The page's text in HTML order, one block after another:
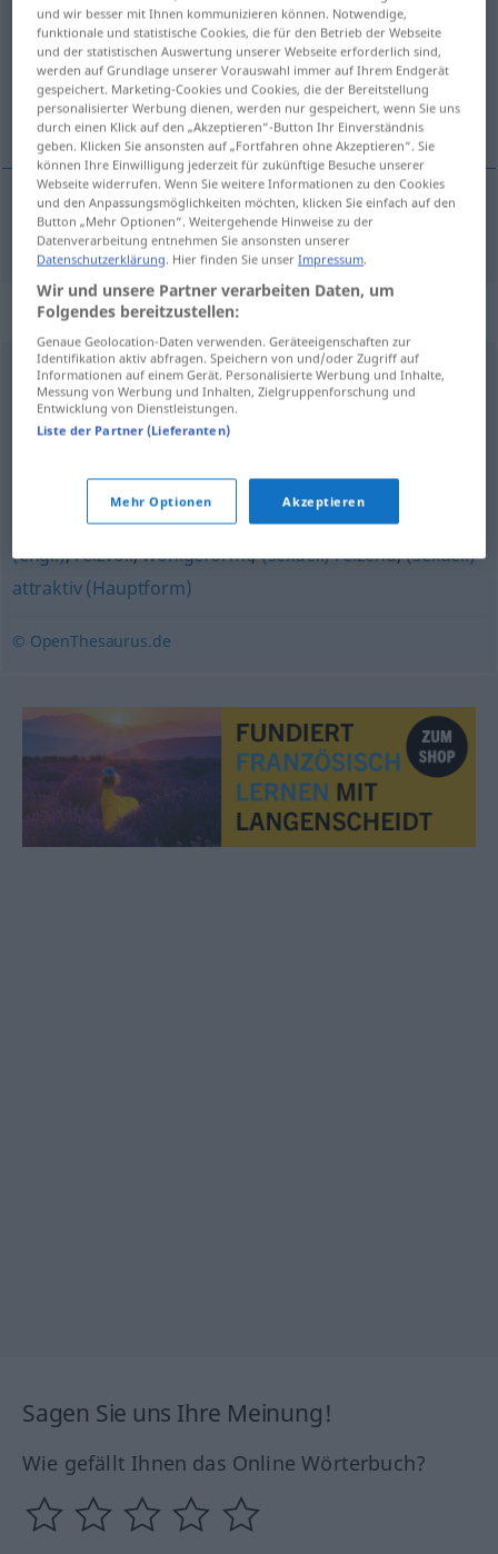
Übersicht aller Übersetzungen
(Für mehr Details die Übersetzung anklicken/antippen)
érotique
érotique erotisch
Synonyme für "erotisch"
lasziv (geh.),(sexuell) ansprechend,scharf (ugs.),
lustvoll,heiß (ugs.),geil (ugs.)
(ugs., fig.),knackig,aufregend
atemberaubend,verführerisch,knusprig (ugs., fig.)
(engl.),reizvoll,wohlgeformt,(sexuell) reizend,(sexuell)
attraktiv (Hauptform)
© OpenThesaurus.de
Sagen Sie uns Ihre Meinung!
Wie gefällt Ihnen das Online Wörterbuch?
und wir besser mit Ihnen kommunizieren können. Notwendige,
funktionale und statistische Cookies, die für den Betrieb der Webseite
und der statistischen Auswertung unserer Webseite erforderlich sind,
werden auf Grundlage unserer Vorauswahl immer auf Ihrem Endgerät
gespeichert. Marketing-Cookies und Cookies, die der Bereitstellung
personalisierter Werbung dienen, werden nur gespeichert, wenn Sie uns
durch einen Klick auf den „Akzeptieren“-Button Ihr Einverständnis
geben. Klicken Sie ansonsten auf „Fortfahren ohne Akzeptieren“. Sie
können Ihre Einwilligung jederzeit für zukünftige Besuche unserer
Webseite widerrufen. Wenn Sie weitere Informationen zu den Cookies
und den Anpassungsmöglichkeiten möchten, klicken Sie einfach auf den
Button „Mehr Optionen“. Weitergehende Hinweise zu der
Datenverarbeitung entnehmen Sie ansonsten unserer
Datenschutzerklärung . Hier finden Sie unserImpressum
Wir und unsere Partner verarbeiten Daten, um
Folgendes bereitzustellen:
Genaue Geolocation-Daten verwenden. Geräteeigenschaften zur
Identifikation aktiv abfragen. Speichern von und/oder Zugriff auf
Informationen auf einem Gerät. Personalisierte Werbung und Inhalte,
Messung von Werbung und Inhalten, Zielgruppenforschung und
Entwicklung von Dienstleistungen.
Liste der Partner (Lieferanten)
Mehr Optionen Akzeptieren